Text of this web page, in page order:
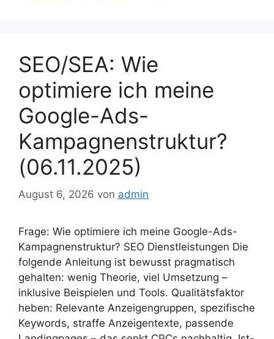
SEO/SEA: Wie
optimiere ich meine
Google-Ads-
Kampagnenstruktur?
(06.11.2025)
August 6, 2026 von admin
Frage: Wie optimiere ich meine Google-Ads-
Kampagnenstruktur? SEO Dienstleistungen Die
folgende Anleitung ist bewusst pragmatisch
gehalten: wenig Theorie, viel Umsetzung –
inklusive Beispielen und Tools. Qualitätsfaktor
heben: Relevante Anzeigengruppen, spezifische
Keywords, straffe Anzeigentexte, passende